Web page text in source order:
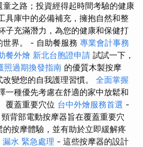
之路；投資經得起時間考驗的健康
具庫中的必備補充，擁抱自然和整
子充滿潛力，為您的健康和保健打
世界。 - 自助餐服務 專業會計事務
餐外燴 新北台胞證申請 試試一下，
照過期換發指南 的優質木製按摩
變您的自我護理習慣。 全面掌握
一種優先考慮在舒適的家中放鬆和
覆蓋重要穴位 台中外燴服務首選 -
背部電動按摩器旨在覆蓋重要穴
按摩體驗，並有助於立即緩解疼
漏水 緊急處理 - 這些按摩器的設計